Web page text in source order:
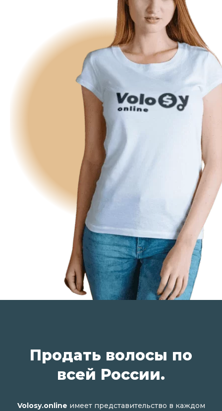
Продать волосы по
всей России.
Volosy.online имеет представительство в каждом